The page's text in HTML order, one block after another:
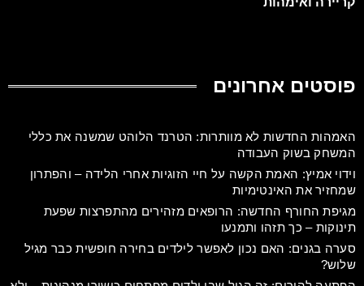
פוסטים אחרונים
האמהות החדשות לא מוותרות: הטרנד הלוהט שמשנה את כללי
המשחק בשוק העבודה
וידוי אמיץ: האמת הקשה על חיי הזוגיות אחרי הלידה – והפתרון
שמחזיר את האינטימיות
מגיפת החורף החדשה: הרופאים מזהירים מהתפרצות שפעת
תינוקות – כך תזהו ותמנעו
סערה בגנים: האם נכון לאפשר לילדים בחירה חופשית כבר מגיל
שלוש?